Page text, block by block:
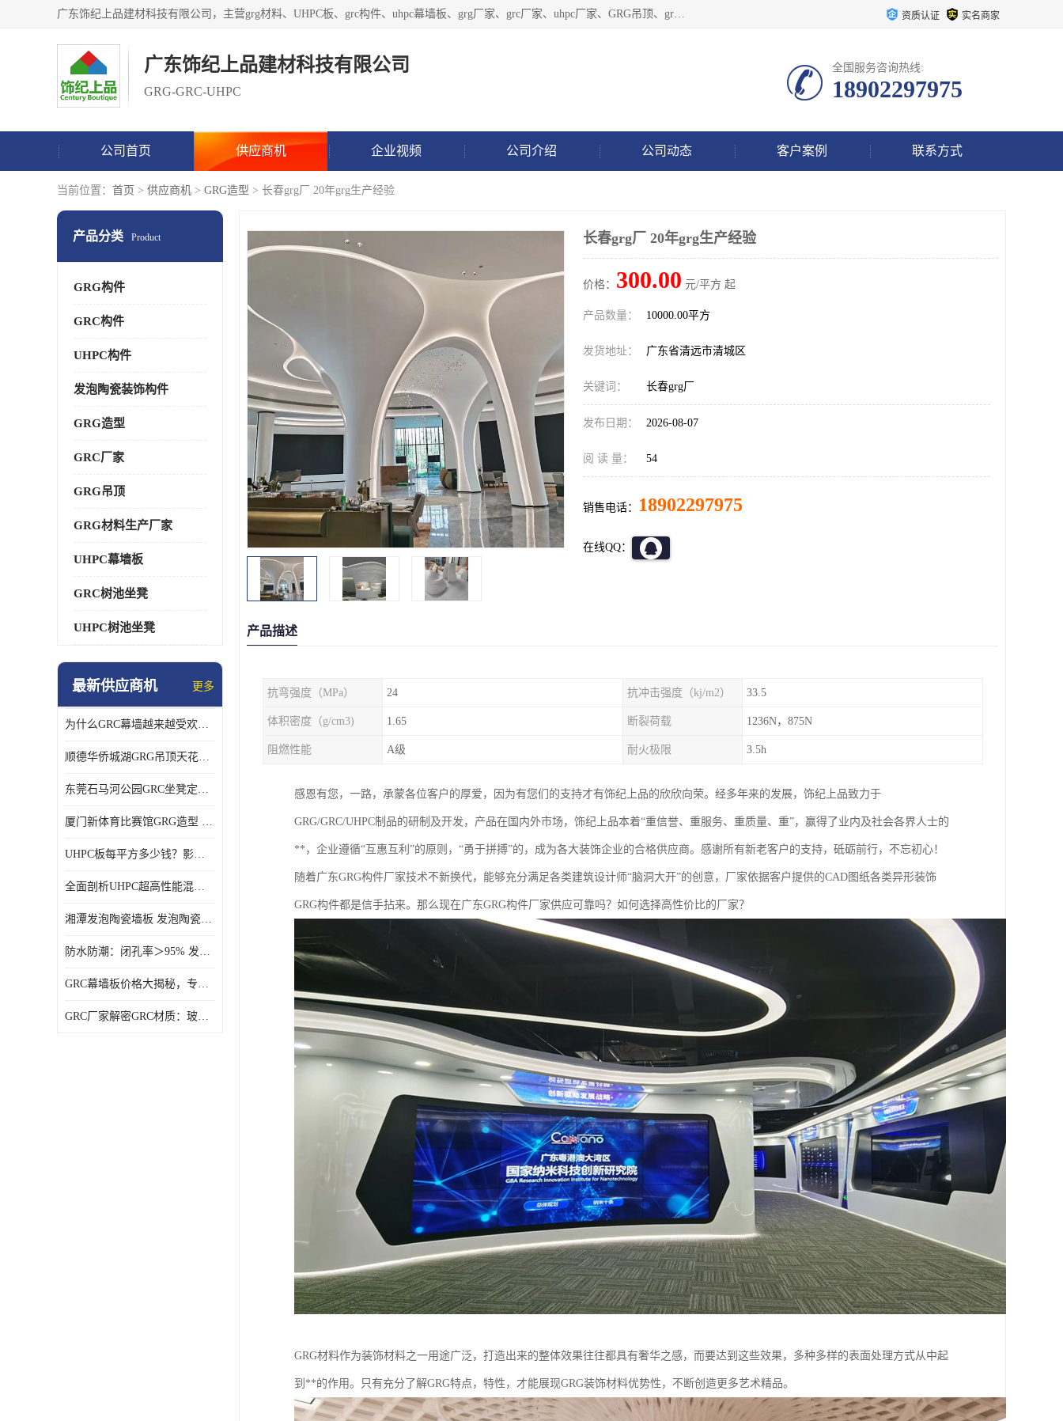
广东饰纪上品建材科技有限公司，主营grg材料、UHPC板、grc构件、uhpc幕墙板、grg厂家、grc厂家、uhpc厂家、GRG吊顶、grg石膏板、grg构件、外墙grc线条、grg造型、grg材料定制，uhpc高性能混凝土，uhpc构件，uhpc镂空挂板，grg材料生产厂家，广东grg厂家，广东grc厂家，联系方式*，2万平厂房，如果您对我公司的产品服务感兴趣，请联系我们。 资质认证 实名商家
广东饰纪上品建材科技有限公司
GRG-GRC-UHPC
全国服务咨询热线:
18902297975
公司首页 供应商机 企业视频 公司介绍 公司动态 客户案例 联系方式
当前位置： 首页 > 供应商机 > GRG造型 > 长春grg厂 20年grg生产经验
产品分类 Product
GRG构件
GRC构件
UHPC构件
发泡陶瓷装饰构件
GRG造型
GRC厂家
GRG吊顶
GRG材料生产厂家
UHPC幕墙板
GRC树池坐凳
UHPC树池坐凳
最新供应商机 更多
为什么GRC幕墙越来越受欢迎？一起来了解GRC幕墙
顺德华侨城湖GRG吊顶天花GRG材料定制厂家饰纪上品
东莞石马河公园GRC坐凳定制选择广东饰纪上品GRC构件厂家
厦门新体育比赛馆GRG造型 GRG材料 广东GRG厂家
UHPC板每平方多少钱？影响价格的关键因素解析
全面剖析UHPC超高性能混凝土：优势显著，劣势何在？
湘潭发泡陶瓷墙板 发泡陶瓷装饰构件 轻质高强：密度低但抗压强度高
防水防潮：闭孔率＞95% 发泡陶瓷装饰构件 南阳发泡陶瓷厂家
GRC幕墙板价格大揭秘，专业厂家报价助您轻松掌控预算
GRC厂家解密GRC材质：玻璃纤维与水泥复合，创新建筑新选择
长春grg厂 20年grg生产经验
价格： 300.00 元/平方 起
产品数量： 10000.00平方
发货地址： 广东省清远市清城区
关键词： 长春grg厂
发布日期： 2026-08-07
阅 读 量： 54
销售电话： 18902297975
在线QQ：
产品描述
抗弯强度（MPa） 24 抗冲击强度（kj/m2） 33.5
体积密度（g/cm3) 1.65 断裂荷载 1236N，875N
阻燃性能 A级 耐火极限 3.5h
感恩有您，一路，承蒙各位客户的厚爱，因为有您们的支持才有饰纪上品的欣欣向荣。经多年来的发展，饰纪上品致力于
GRG/GRC/UHPC制品的研制及开发，产品在国内外市场，饰纪上品本着“重信誉、重服务、重质量、重”，赢得了业内及社会各界人士的
**，企业遵循“互惠互利”的原则，“勇于拼搏”的，成为各大装饰企业的合格供应商。感谢所有新老客户的支持，砥砺前行，不忘初心！
随着广东GRG构件厂家技术不新换代，能够充分满足各类建筑设计师“脑洞大开”的创意，厂家依据客户提供的CAD图纸各类异形装饰
GRG构件都是信手拈来。那么现在广东GRG构件厂家供应可靠吗？如何选择高性价比的厂家？
GRG材料作为装饰材料之一用途广泛，打造出来的整体效果往往都具有奢华之感，而要达到这些效果，多种多样的表面处理方式从中起
到**的作用。只有充分了解GRG特点，特性，才能展现GRG装饰材料优势性，不断创造更多艺术精品。